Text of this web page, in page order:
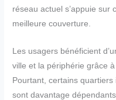
réseau actuel s’appuie sur
meilleure couverture.
Les usagers bénéficient
ville et la périphérie grâce
Pourtant, certains
sont davantage